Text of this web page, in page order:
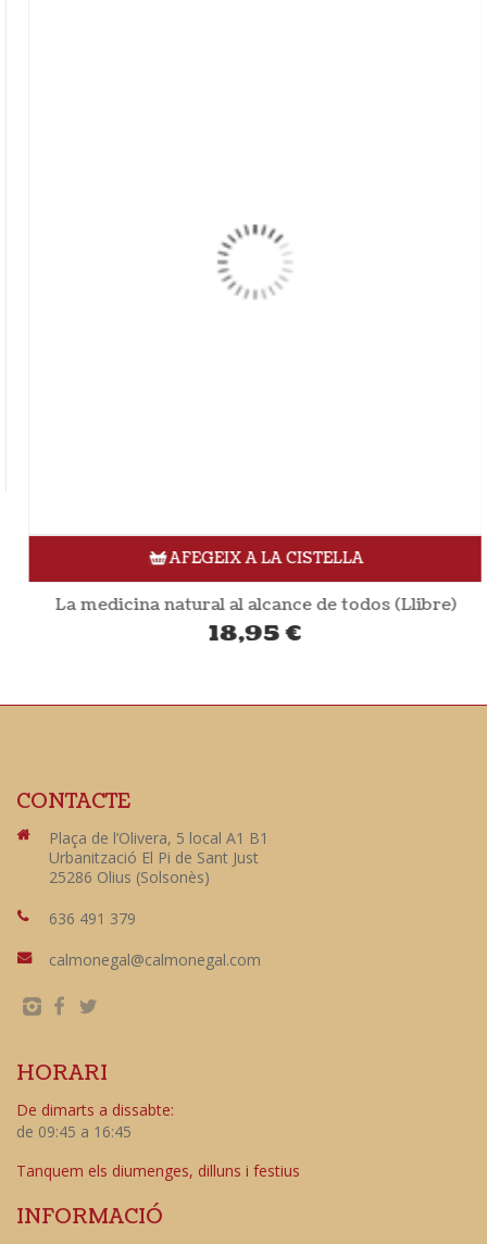
AFEGEIX A LA CISTELLA
La medicina natural al alcance de todos (Llibre)
18,95€
CONTACTE
Plaça de l’Olivera, 5 local A1 B1
Urbanització El Pi de Sant Just
25286 Olius (Solsonès)
636 491 379
calmonegal@calmonegal.com
HORARI
De dimarts a dissabte:
de 09:45 a 16:45
Tanquem els diumenges, dilluns i festius
INFORMACIÓ